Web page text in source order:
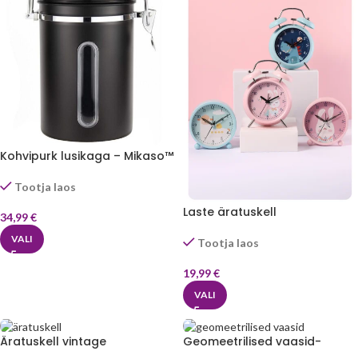
Kohvipurk lusikaga – Mikaso™
Tootja laos
34,99€
VALI
Laste äratuskell
Tootja laos
19,99€
VALI
Äratuskell vintage
Geomeetrilised vaasid-